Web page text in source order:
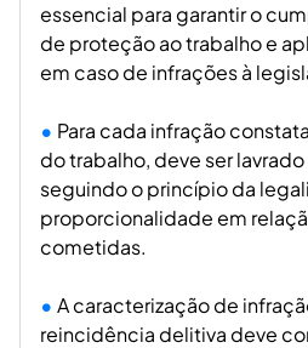
essencial para garantir o
de proteção ao trabalho e
em caso de infrações à
Para cada infração
do trabalho, deve ser
seguindo o princípio da
proporcionalidade em
cometidas.
A caracterização de
reincidência delitiva deve